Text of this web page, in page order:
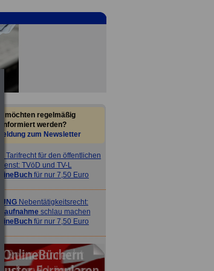
möchten regelmäßig
informiert werden?
zum Newsletter
Tarifrecht für den öffentlichen
Dienst: TVöD und TV-L
für nur 7,50 Euro
Nebentätigkeitsrecht:
schlau machen
für nur 7,50 Euro